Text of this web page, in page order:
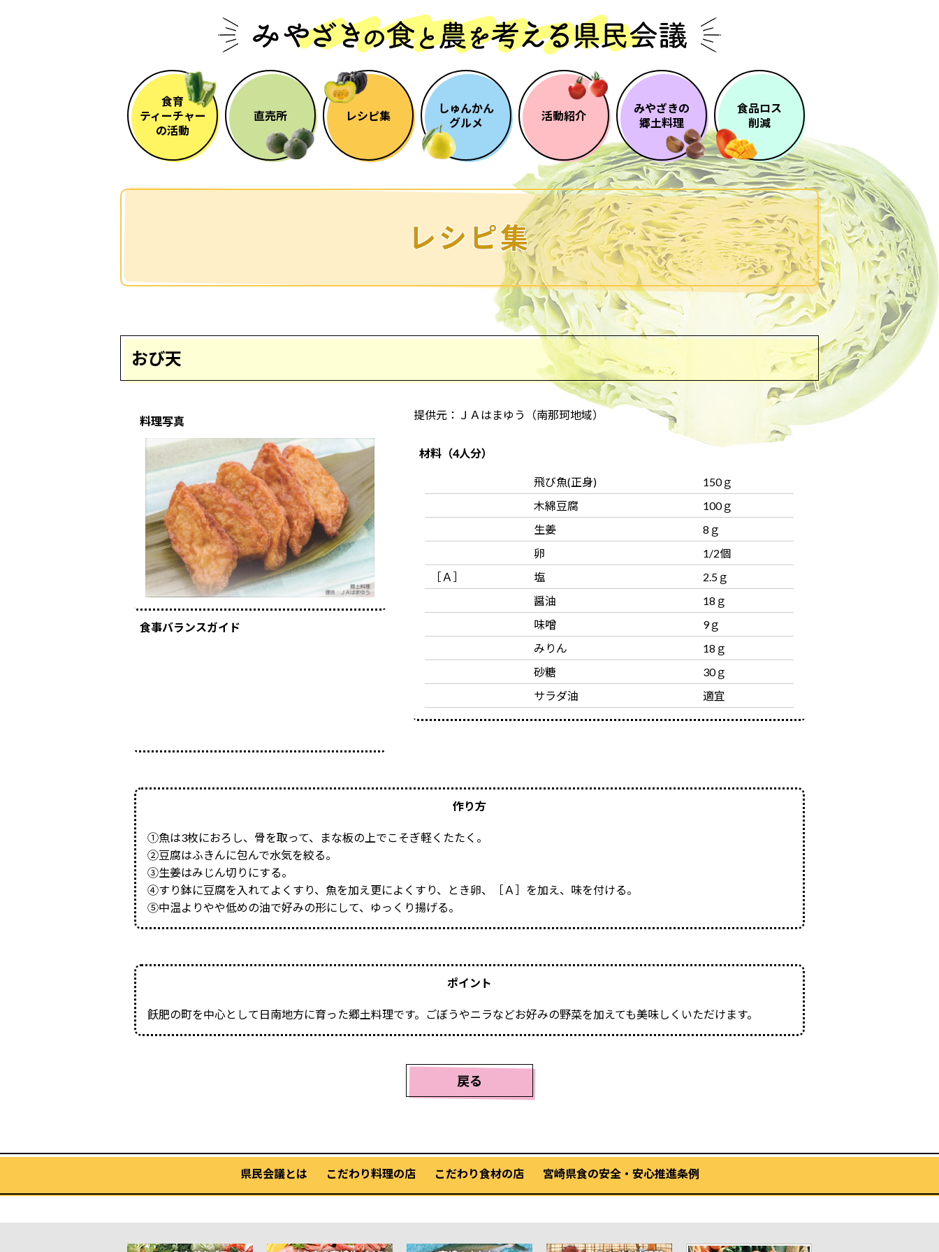
食育
ティーチャー
の活動
直売所 レシピ集
しゅんかん
グルメ
活動紹介
みやざきの
郷土料理
食品ロス
削減
レシピ集
おび天
料理写真
食事バランスガイド
提供元：ＪＡはまゆう（南那珂地域）
材料（4人分）
飛び魚(正身)
150ｇ
木綿豆腐
100ｇ
生姜
8ｇ
卵
1/2個
［Ａ］
塩
2.5ｇ
醤油
18ｇ
味噌
9ｇ
みりん
18ｇ
砂糖
30ｇ
サラダ油
適宜
作り方
①魚は3枚におろし、骨を取って、まな板の上でこそぎ軽くたたく。
②豆腐はふきんに包んで水気を絞る。
③生姜はみじん切りにする。
④すり鉢に豆腐を入れてよくすり、魚を加え更によくすり、とき卵、［Ａ］を加え、味を付ける。
⑤中温よりやや低めの油で好みの形にして、ゆっくり揚げる。
ポイント
飫肥の町を中心として日南地方に育った郷土料理です。ごぼうやニラなどお好みの野菜を加えても美味しくいただけます。
戻る
県民会議とは こだわり料理の店 こだわり食材の店 宮崎県食の安全・安心推進条例